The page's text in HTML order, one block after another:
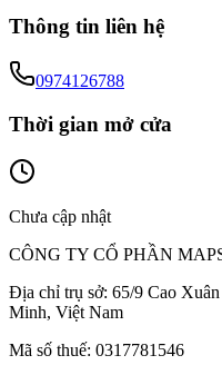
Thông tin liên hệ
0974126788
Thời gian mở cửa
Chưa cập nhật
CÔNG TY CỔ PHẦN
Địa chỉ trụ sở: 65/9 Cao
Minh, Việt Nam
Mã số thuế: 0317781546